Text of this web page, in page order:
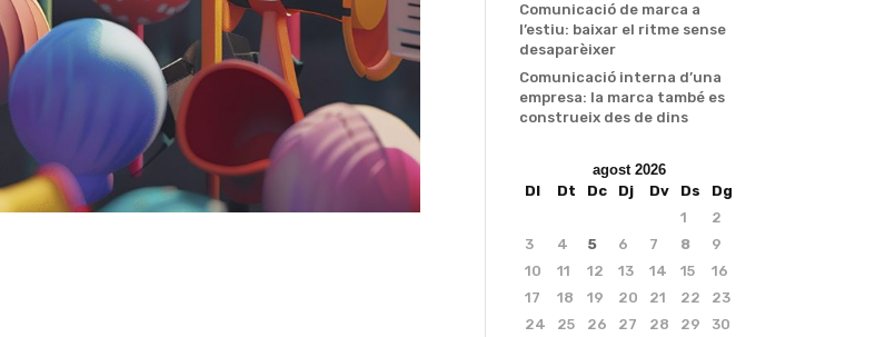
Comunicació de marca a
l’estiu: baixar el ritme sense
desaparèixer
Comunicació interna d’una
empresa: la marca també es
construeix des de dins
agost 2026
Dl
Dt Dc Dj Dv Ds
Dg
1
2
3
4 5 6 7 8
9
10
11 12 13 14 15
16
17
18 19 20 21 22
23
24
25 26 27 28 29 30